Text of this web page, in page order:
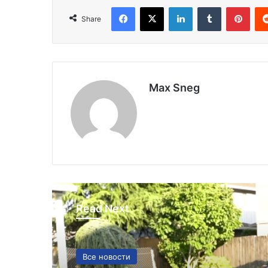
Share
Max Sneg
Read Next
Все новости